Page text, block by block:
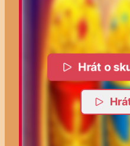
Hrát o